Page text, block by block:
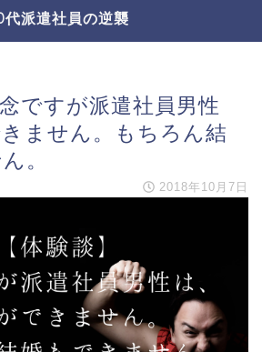
代派遣社員の逆襲
ですが派遣社員男性
ません。もちろん結
。
2018年10月7日